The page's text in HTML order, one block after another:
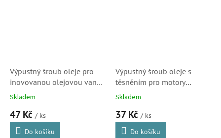
Výpustný šroub oleje pro
inovovanou olejovou vanu
motorů Citroen 1.4HDi a
Skladem
47 Kč / ks
Do košíku
Výpustný šroub oleje s
těsněním pro motory
Citroen 1.6HDi, 2.0HDi,
Skladem
37 Kč / ks
Do košíku